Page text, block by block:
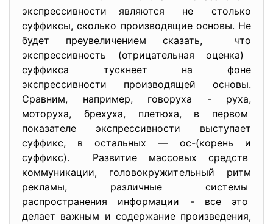
экспрессивности являются не столько
суффиксы, сколько производящие основы. Не
будет преувеличением сказать, что
экспрессивность (отрицательная оценка)
суффикса тускнеет на фоне
экспрессивности производящей основы.
Сравним, например, говоруха - руха,
моторуха, брехуха, плетюха, в первом
показателе экспрессивности выступает
суффикс, в остальных — ос-(корень и
суффикс). Развитие массовых средств
коммуникации, головокружительный ритм
рекламы, различные системы
распространения информации - все это
делает важным и содержание произведения,